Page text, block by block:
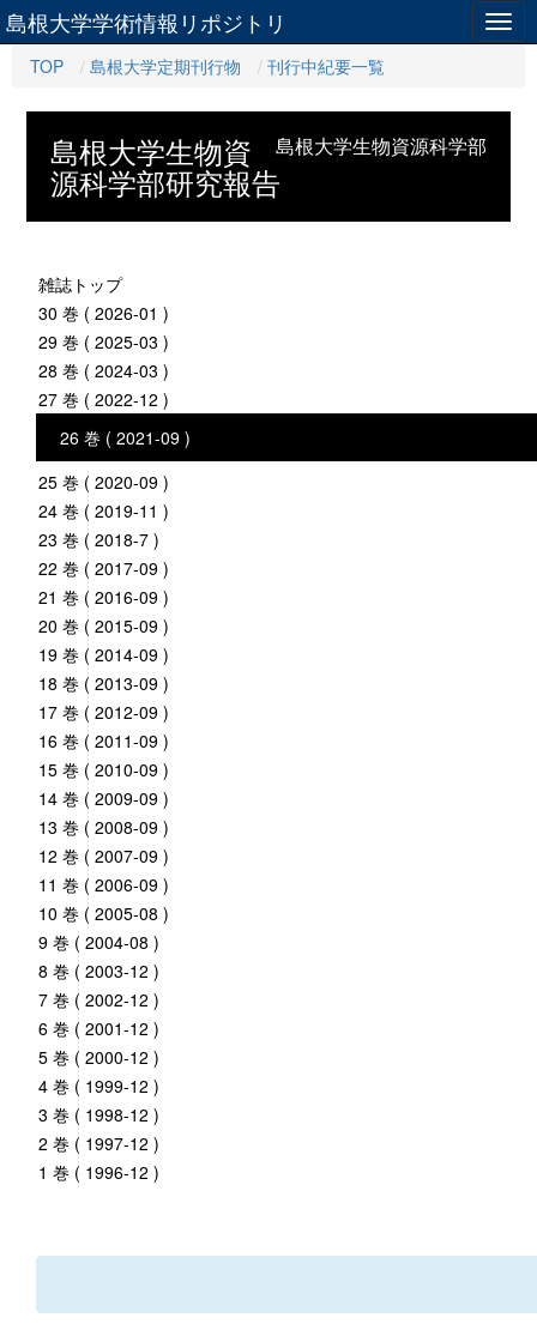
島根大学学術情報リポジトリ
TOP 島根大学定期刊行物 刊行中紀要一覧
島根大学生物資源科学部
島根大学生物資
源科学部研究報告
雑誌トップ
30 巻 ( 2026-01 )
29 巻 ( 2025-03 )
28 巻 ( 2024-03 )
27 巻 ( 2022-12 )
26 巻 ( 2021-09 )
25 巻 ( 2020-09 )
24 巻 ( 2019-11 )
23 巻 ( 2018-7 )
22 巻 ( 2017-09 )
21 巻 ( 2016-09 )
20 巻 ( 2015-09 )
19 巻 ( 2014-09 )
18 巻 ( 2013-09 )
17 巻 ( 2012-09 )
16 巻 ( 2011-09 )
15 巻 ( 2010-09 )
14 巻 ( 2009-09 )
13 巻 ( 2008-09 )
12 巻 ( 2007-09 )
11 巻 ( 2006-09 )
10 巻 ( 2005-08 )
9 巻 ( 2004-08 )
8 巻 ( 2003-12 )
7 巻 ( 2002-12 )
6 巻 ( 2001-12 )
5 巻 ( 2000-12 )
4 巻 ( 1999-12 )
3 巻 ( 1998-12 )
2 巻 ( 1997-12 )
1 巻 ( 1996-12 )